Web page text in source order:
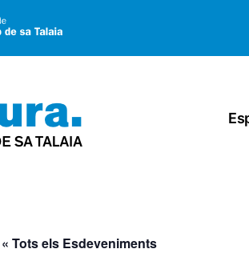
« Tots els Esdeveniments